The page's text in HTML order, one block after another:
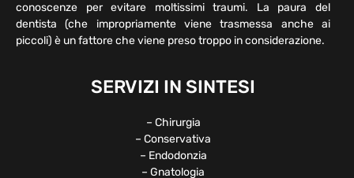
conoscenze per evitare moltissimi traumi. La paura del
dentista (che impropriamente viene trasmessa anche ai
piccoli) è un fattore che viene preso troppo in considerazione.
SERVIZI IN SINTESI
– Chirurgia
– Conservativa
– Endodonzia
– Gnatologia